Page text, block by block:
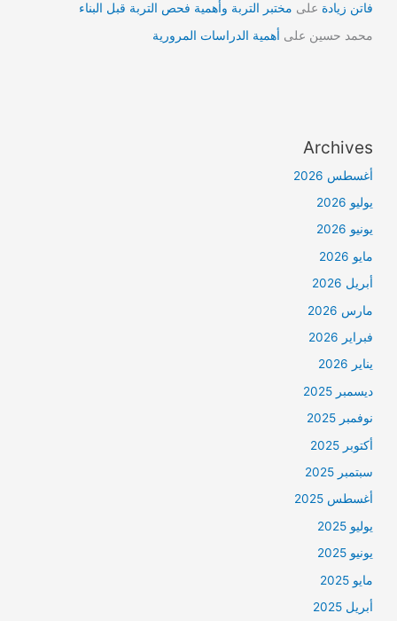
فاتن زيادة على مختبر التربة وأهمية فحص التربة قبل البناء
محمد حسين على أهمية الدراسات المرورية
Archives
أغسطس 2026
يوليو 2026
يونيو 2026
مايو 2026
أبريل 2026
مارس 2026
فبراير 2026
يناير 2026
ديسمبر 2025
نوفمبر 2025
أكتوبر 2025
سبتمبر 2025
أغسطس 2025
يوليو 2025
يونيو 2025
مايو 2025
أبريل 2025